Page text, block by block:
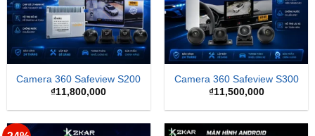
Camera 360 Safeview S200
₫11,800,000
Camera 360 Safeview S300
₫11,500,000